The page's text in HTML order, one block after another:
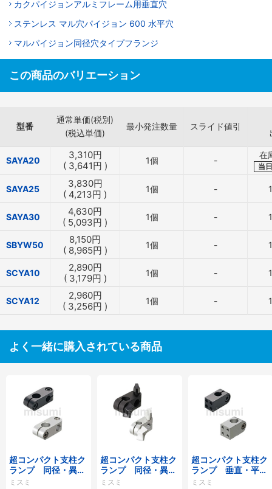
カクパイジョンアルミフレーム用垂直穴
ステンレス マル穴パイジョン 600 水平穴
マルパイジョン同径穴タイプフランジ
この商品のバリエーション
型番
通常単価(税別)
(税込単価)
最小発注数量 スライド値引
SAYA20 3,310円
( 3,641円 ) 1個 -
在
当
SAYA25 3,830円
( 4,213円 ) 1個 -
SAYA30 4,630円
( 5,093円 ) 1個 -
SBYW50 8,150円
( 8,965円 ) 1個 -
SCYA10 2,890円
( 3,179円 ) 1個 -
SCYA12 2,960円
( 3,256円 ) 1個 -
よく一緒に購入されている商品
超コンパクト支柱ク
ランプ 同径・異径
直交
ミスミ
超コンパクト支柱ク
ランプ 同径・異径
直交蝶ノブ付
ミスミ
超コンパクト支柱ク
ランプ 垂直・平行
タップ
ミスミ